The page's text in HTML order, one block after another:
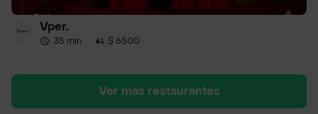
Vper.
35 min · $ 6500
Ver más restaurantes